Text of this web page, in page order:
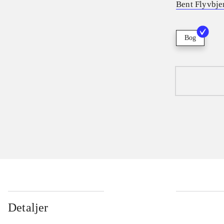
Bent
Bog
Detaljer